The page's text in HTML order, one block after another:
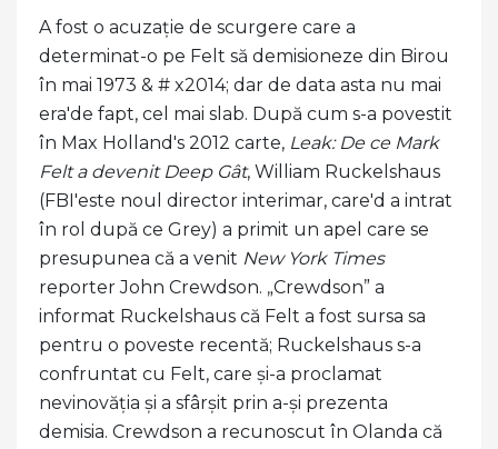
A fost o acuzație de scurgere care a
determinat-o pe Felt să demisioneze din Birou
în mai 1973 & # x2014; dar de data asta nu mai
era'de fapt, cel mai slab. După cum s-a povestit
în Max Holland's 2012 carte, Leak: De ce Mark
Felt a devenit Deep Gât, William Ruckelshaus
(FBI'este noul director interimar, care'd a intrat
în rol după ce Grey) a primit un apel care se
presupunea că a venit New York Times
reporter John Crewdson. „Crewdson” a
informat Ruckelshaus că Felt a fost sursa sa
pentru o poveste recentă; Ruckelshaus s-a
confruntat cu Felt, care și-a proclamat
nevinovăția și a sfârșit prin a-și prezenta
demisia. Crewdson a recunoscut în Olanda că